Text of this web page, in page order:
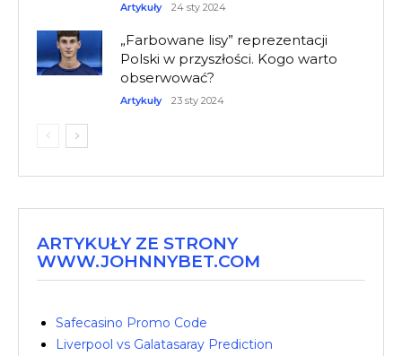
Artykuły 24 sty 2024
„Farbowane lisy” reprezentacji
Polski w przyszłości. Kogo warto
obserwować?
Artykuły 23 sty 2024
ARTYKUŁY ZE STRONY
WWW.JOHNNYBET.COM
Safecasino Promo Code
Liverpool vs Galatasaray Prediction